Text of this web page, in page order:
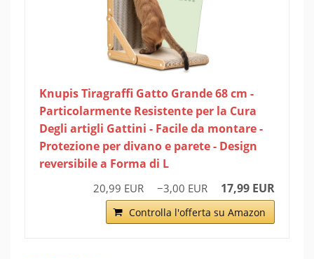
Knupis Tiragraffi Gatto Grande 68 cm -
Particolarmente Resistente per la Cura
Degli artigli Gattini - Facile da montare -
Protezione per divano e parete - Design
reversibile a Forma di L
20,99 EUR −3,00 EUR 17,99 EUR
Controlla l'offerta su Amazon